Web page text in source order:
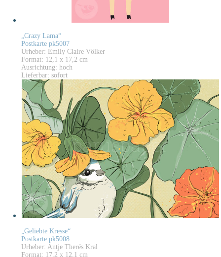
„Crazy Lama“
Postkarte pk5007
Urheber: Emily Claire Völker
Format: 12,1 x 17,2 cm
Ausrichtung: hoch
Lieferbar: sofort
„Geliebte Kresse“
Postkarte pk5008
Urheber: Antje Therés Kral
Format: 17,2 x 12,1 cm